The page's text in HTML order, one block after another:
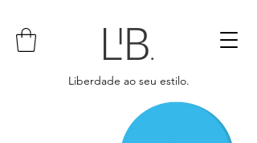
Liberdade ao seu estilo.